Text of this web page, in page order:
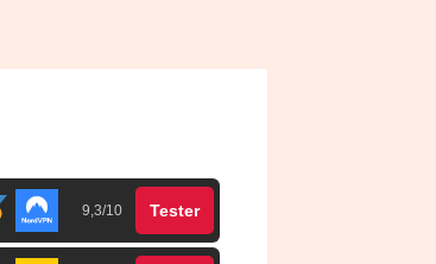
9,3/10 Tester